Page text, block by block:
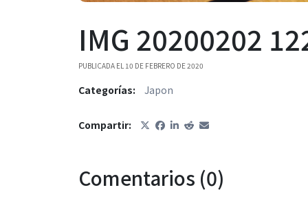
IMG 20200202
PUBLICADA EL 10 DE FEBRERO DE 2020
Categorías: Japon
Compartir:
Comentarios (0)